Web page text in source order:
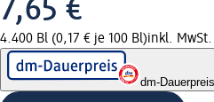
7,65 €
4.400 Bl (0,17 € je 100 Bl)inkl. MwSt.
dm-Dauerpreis